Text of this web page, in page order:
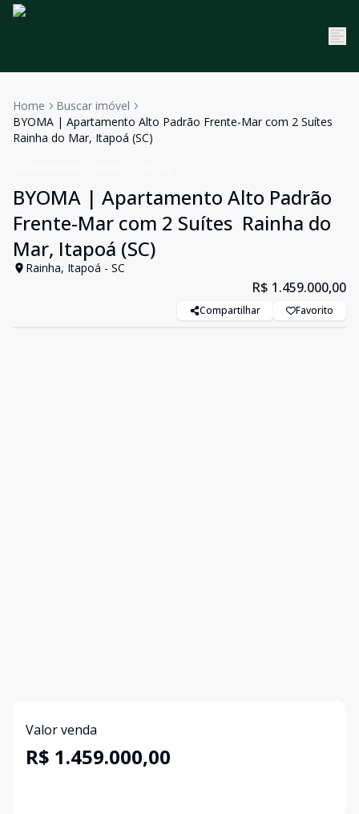
Home
Buscar imóvel
BYOMA | Apartamento Alto Padrão Frente-Mar com 2 Suítes 
Rainha do Mar, Itapoá (SC)
BYOMA | Apartamento Alto Padrão
Frente-Mar com 2 Suítes  Rainha do
Mar, Itapoá (SC)
Rainha, Itapoá - SC
R$ 1.459.000,00
Compartilhar Favorito
Valor venda
R$ 1.459.000,00